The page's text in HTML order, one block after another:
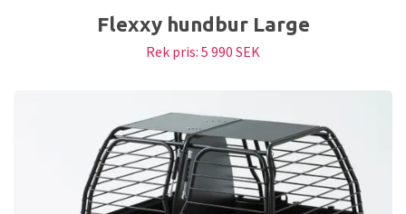
Flexxy hundbur Large
Rek pris: 5 990 SEK